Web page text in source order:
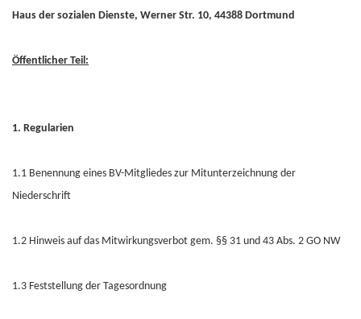
Haus der sozialen Dienste, Werner Str. 10, 44388 Dortmund
Öffentlicher Teil:
1. Regularien
1.1 Benennung eines BV-Mitgliedes zur Mitunterzeichnung der
Niederschrift
1.2 Hinweis auf das Mitwirkungsverbot gem. §§ 31 und 43 Abs. 2 GO NW
1.3 Feststellung der Tagesordnung